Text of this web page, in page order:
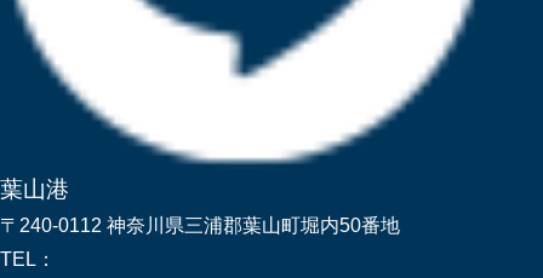
葉山港
〒240-0112 神奈川県三浦郡葉山町堀内50番地
TEL：